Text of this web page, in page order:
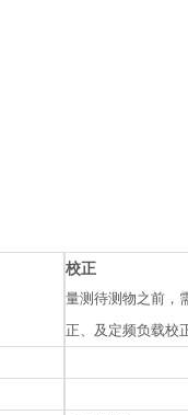
校正
量测待测物之前，
正、及定频负载校